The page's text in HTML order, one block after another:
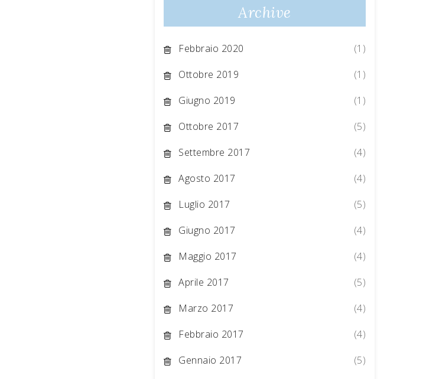
Archive
Febbraio 2020
(1)
Ottobre 2019
(1)
Giugno 2019
(1)
Ottobre 2017
(5)
Settembre 2017
(4)
Agosto 2017
(4)
Luglio 2017
(5)
Giugno 2017
(4)
Maggio 2017
(4)
Aprile 2017
(5)
Marzo 2017
(4)
Febbraio 2017
(4)
Gennaio 2017
(5)